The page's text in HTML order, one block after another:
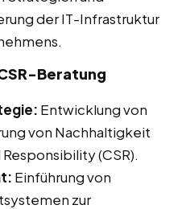
der IT-Infrastruktur
Beratung
Entwicklung von
von Nachhaltigkeit
(CSR).
Einführung von
zur